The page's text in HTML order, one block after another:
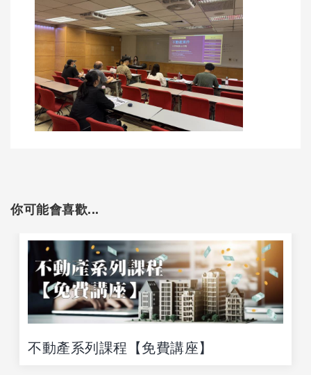
你可能會喜歡...
不動產系列課程【免費講座】